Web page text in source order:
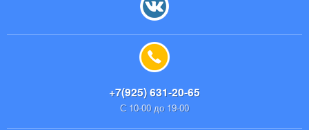
+7(925) 631-20-65
С 10-00 до 19-00